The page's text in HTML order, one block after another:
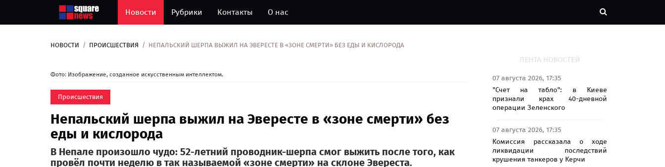
Новости Рубрики Контакты О нас
НОВОСТИ ПРОИСШЕСТВИЯ НЕПАЛЬСКИЙ ШЕРПА ВЫЖИЛ НА ЭВЕРЕСТЕ В «ЗОНЕ СМЕРТИ» БЕЗ ЕДЫ И КИСЛОРОДА
Фото: Изображение, созданное искусственным интеллектом.
Происшествия
Непальский шерпа выжил на Эвересте в «зоне смерти» без
еды и кислорода
В Непале произошло чудо: 52-летний проводник-шерпа смог выжить после того, как
провёл почти неделю в так называемой «зоне смерти» на склоне Эвереста.
ЛЕНТА НОВОСТЕЙ
07 августа 2026, 17:35
"Счет на табло": в Киеве
признали крах 40-дневной
операции Зеленского
07 августа 2026, 17:35
Комиссия рассказала о ходе
ликвидации последствий
крушения танкеров у Керчи